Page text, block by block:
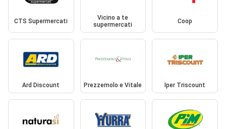
CTS Supermercati
Vicino a te
supermercati
Coop
Ard Discount Prezzemolo e Vitale Iper Triscount